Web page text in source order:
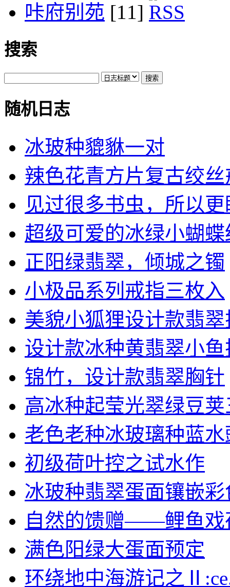
咔府别苑 [11]
搜索
随机日志
冰玻种貔貅一对
辣色花青方片复古绞丝
见过很多书虫，所以更
超级可爱的冰绿小蝴蝶
正阳绿翡翠，倾城之镯
小极品系列戒指三枚入
美貌小狐狸设计款翡翠
设计款冰种黄翡翠小鱼
锦竹，设计款翡翠胸针
高冰种起莹光翠绿豆荚
老色老种冰玻璃种蓝水
初级荷叶控之试水作
冰玻种翡翠蛋面镶嵌彩
自然的馈赠——鲤鱼戏
满色阳绿大蛋面预定
环绕地中海游记之